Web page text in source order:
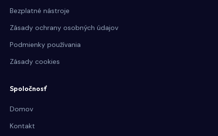
Bezplatné nástroje
Zásady ochrany osobných údajov
Podmienky používania
Zásady cookies
Spoločnosť
Domov
Kontakt